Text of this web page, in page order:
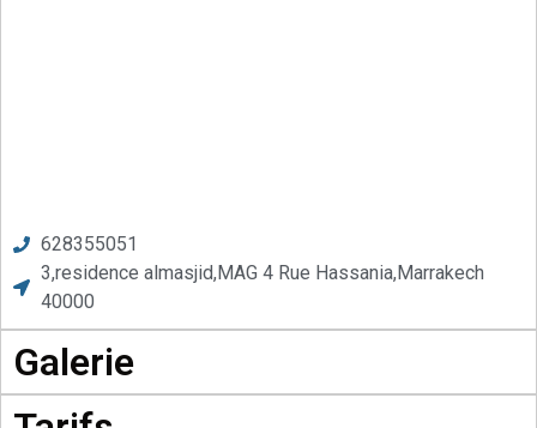
628355051
3,residence almasjid,MAG 4 Rue Hassania,Marrakech
40000
Galerie